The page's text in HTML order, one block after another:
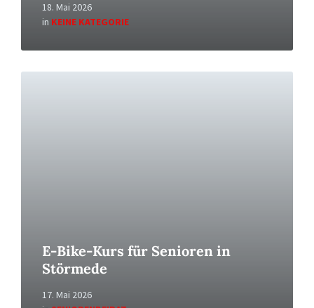
18. Mai 2026
in KEINE KATEGORIE
E-Bike-Kurs für Senioren in
Störmede
17. Mai 2026